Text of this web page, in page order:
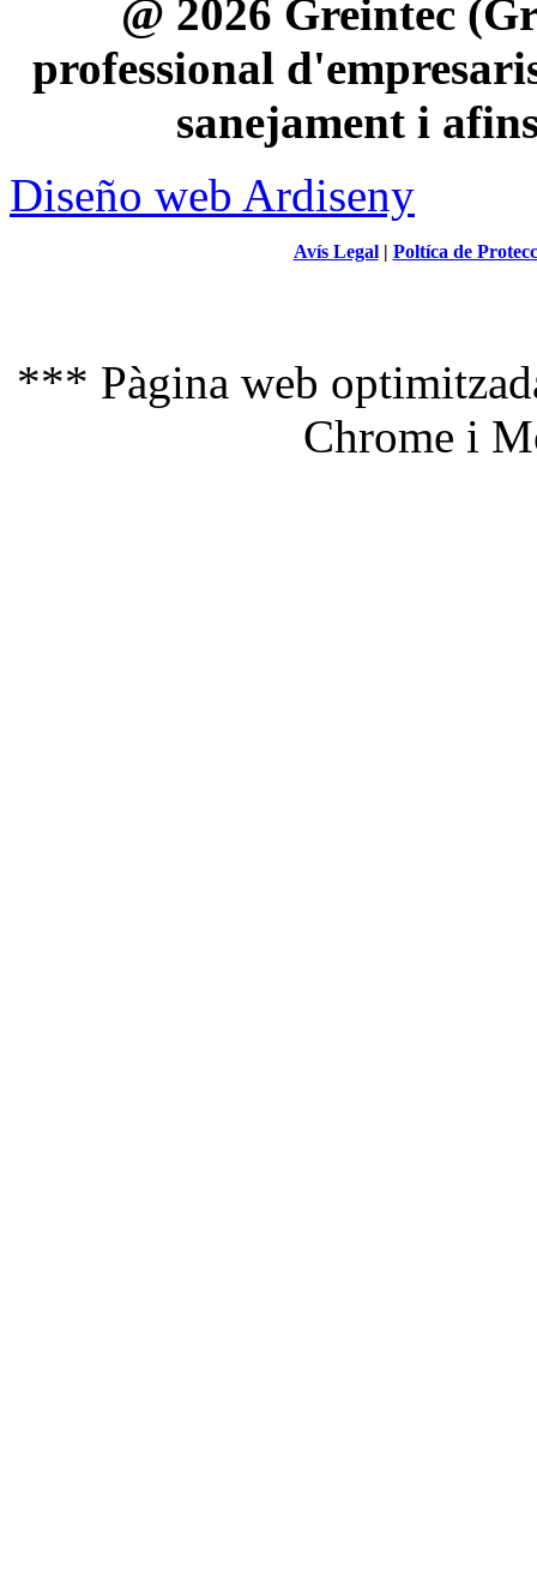
@ 2026 Greintec
professional
sanejament i
Diseño web Ardiseny
Avís Legal| Poltíca de
*** Pàgina web
Chrome i